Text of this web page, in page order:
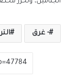
- غرق